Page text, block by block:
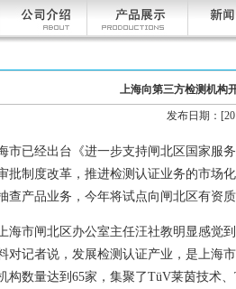
上海向第三方检测机构
发布日期：
市已经出台《进一步支持闸北区国家服
批制度改革，推进检测认证业务的市场
查产品业务，今年将试点向闸北区有资
市闸北区办公室主任汪社教明显感觉到
对记者说，发展检测认证产业，是上海
构数量达到65家，集聚了TüV莱茵技术